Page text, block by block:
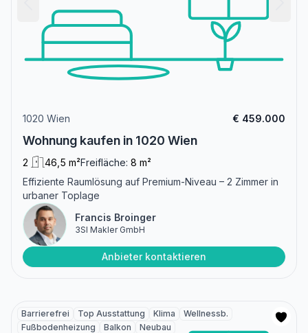
1020 Wien € 459.000
Wohnung kaufen in 1020 Wien
2 46,5 m²Freifläche: 8 m²
Effiziente Raumlösung auf Premium-Niveau – 2 Zimmer in
urbaner Toplage
Francis Broinger
3SI Makler GmbH
Anbieter kontaktieren
Barrierefrei Top Ausstattung Klima
Wellnessb.
Fußbodenheizung
Balkon Neubau